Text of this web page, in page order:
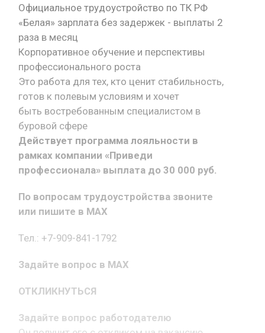
Официальное трудоустройство по ТК РФ
«Белая» зарплата без задержек - выплаты 2
раза в месяц
Корпоративное обучение и перспективы
профессионального роста
Это работа для тех, кто ценит стабильность,
готов к полевым условиям и хочет
быть востребованным специалистом в
буровой сфере
Действует программа лояльности в
рамках компании «Приведи
профессионала» выплата до 30 000 руб.
По вопросам трудоустройства звоните
или пишите в MAX
Тел.: +7-909-841-1792
Задайте вопрос в MAX
ОТКЛИКНУТЬСЯ
Задайте вопрос работодателю